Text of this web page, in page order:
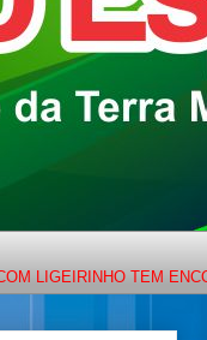
TEM ENCONTRO